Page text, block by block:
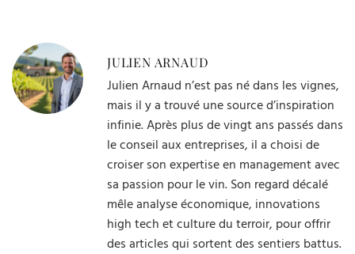
JULIEN ARNAUD
Julien Arnaud n’est pas né dans les vignes,
mais il y a trouvé une source d’inspiration
infinie. Après plus de vingt ans passés dans
le conseil aux entreprises, il a choisi de
croiser son expertise en management avec
sa passion pour le vin. Son regard décalé
mêle analyse économique, innovations
high tech et culture du terroir, pour offrir
des articles qui sortent des sentiers battus.